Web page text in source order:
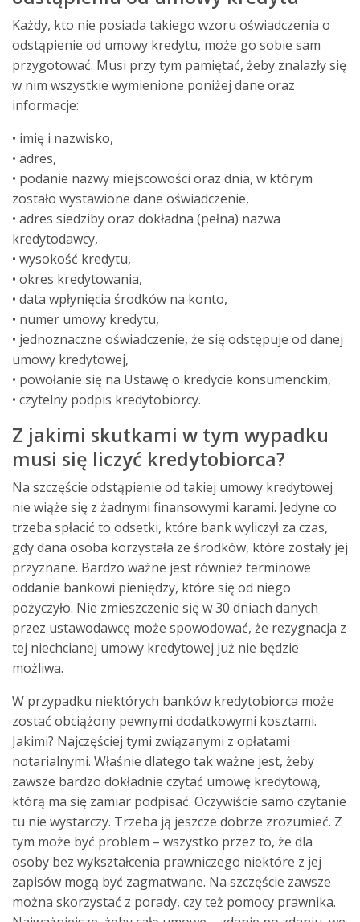
Każdy, kto nie posiada takiego wzoru oświadczenia o
odstąpienie od umowy kredytu, może go sobie sam
przygotować. Musi przy tym pamiętać, żeby znalazły się
w nim wszystkie wymienione poniżej dane oraz
informacje:
• imię i nazwisko,
• adres,
• podanie nazwy miejscowości oraz dnia, w którym
zostało wystawione dane oświadczenie,
• adres siedziby oraz dokładna (pełna) nazwa
kredytodawcy,
• wysokość kredytu,
• okres kredytowania,
• data wpłynięcia środków na konto,
• numer umowy kredytu,
• jednoznaczne oświadczenie, że się odstępuje od danej
umowy kredytowej,
• powołanie się na Ustawę o kredycie konsumenckim,
• czytelny podpis kredytobiorcy.
Z jakimi skutkami w tym wypadku
musi się liczyć kredytobiorca?
Na szczęście odstąpienie od takiej umowy kredytowej
nie wiąże się z żadnymi finansowymi karami. Jedyne co
trzeba spłacić to odsetki, które bank wyliczył za czas,
gdy dana osoba korzystała ze środków, które zostały jej
przyznane. Bardzo ważne jest również terminowe
oddanie bankowi pieniędzy, które się od niego
pożyczyło. Nie zmieszczenie się w 30 dniach danych
przez ustawodawcę może spowodować, że rezygnacja z
tej niechcianej umowy kredytowej już nie będzie
możliwa.
W przypadku niektórych banków kredytobiorca może
zostać obciążony pewnymi dodatkowymi kosztami.
Jakimi? Najczęściej tymi związanymi z opłatami
notarialnymi. Właśnie dlatego tak ważne jest, żeby
zawsze bardzo dokładnie czytać umowę kredytową,
którą ma się zamiar podpisać. Oczywiście samo czytanie
tu nie wystarczy. Trzeba ją jeszcze dobrze zrozumieć. Z
tym może być problem – wszystko przez to, że dla
osoby bez wykształcenia prawniczego niektóre z jej
zapisów mogą być zagmatwane. Na szczęście zawsze
można skorzystać z porady, czy też pomocy prawnika.